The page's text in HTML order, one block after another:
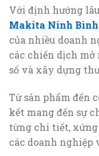
Với định hướng
Makita Ninh Bình
của nhiều doanh
các chiến dịch
số và xây dựng
Từ sản phẩm đến
kết mang đến sự
từng chi tiết, xứng
các doanh nghiệp